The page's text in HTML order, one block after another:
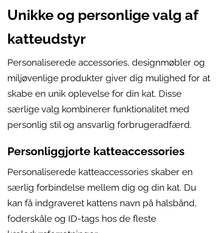
Unikke og personlige valg af
katteudstyr
Personaliserede accessories, designmøbler og
miljøvenlige produkter giver dig mulighed for at
skabe en unik oplevelse for din kat. Disse
særlige valg kombinerer funktionalitet med
personlig stil og ansvarlig forbrugeradfærd.
Personliggjorte katteaccessories
Personaliserede katteaccessories skaber en
særlig forbindelse mellem dig og din kat. Du
kan få indgraveret kattens navn på halsbånd,
foderskåle og ID-tags hos de fleste